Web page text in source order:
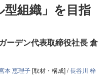
組織」を目指
ーデン代表取締役社長 倉
本 恵理子[取材・構成] /長谷川 梓